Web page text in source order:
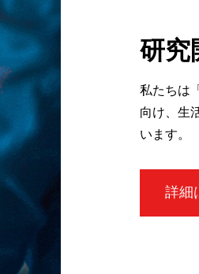
研究
私たちは
向け、生
います。
詳細